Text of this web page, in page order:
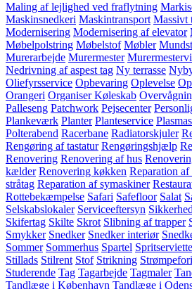
Maling af lejlighed ved fraflytning
Maskinsnedkeri Maskintransport Massivt
Modernisering Modernisering af elevator
Møbelpolstring Møbelstof Møbler
Murerarbejde Murermester
Nedrivning af aspest tag Ny terrasse
Oliefyrsservice Opbevaring Oplevelse
Orangeri Organiser Køleskab
Palleseng Patchwork Pejsecenter
Plankeværk Planter Planteservice
Polterabend Racerbane Radiatorskjuler
Rengøring af tastatur Rengøringshjælp
Renovering Renovering af hus
kælder Renovering køkken Reparation
stråtag Reparation af symaskiner
Rottebekæmpelse Safari Safefloor Salat
Selskabslokaler Serviceeftersyn Sikkerhed
Skifertag Skilte Skrot Slibning af trapper
Smykker Snedker Snedker interiør
Sommer Sommerhus Spartel
Stillads Stilrent Stof Strikning
Studerende Tag Tagarbejde Tagmaler
Tandlæge i København Tandlæge i